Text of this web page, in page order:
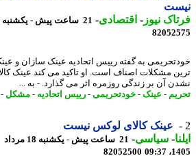
نیوز-اقتصادی-21 ساعت پیش - یکشنبه 18 مرداد 1405، 09:45
به گفته رییس اتحادیه عینک سازان و عینک
مشکلات اصناف است. او تاکید می کند عینک کالای
آن بر زندگی روزمره اثر می گذارد. - به ...
- عینک-خودتحریمی -رییس اتحادیه-مشکل-
عینک کالای لوکس نیست
-سیاسی-
21 ساعت پیش - یکشنبه 18 مرداد
82052500